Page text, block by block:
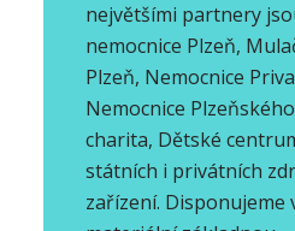
největšími partnery
nemocnice Plzeň,
Plzeň, Nemocnice
Nemocnice
charita, Dětské
státních i privátních
zařízení. Disponujeme